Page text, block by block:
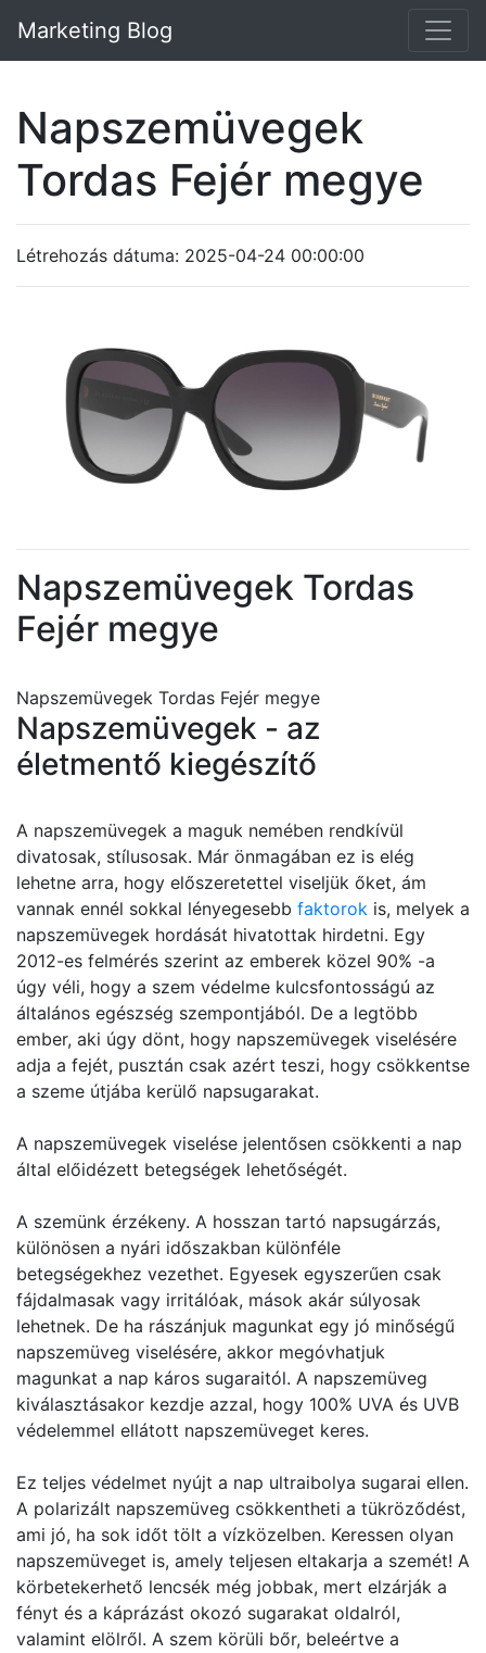
Marketing Blog
Napszemüvegek
Tordas Fejér megye
Létrehozás dátuma: 2025-04-24 00:00:00
Napszemüvegek Tordas
Fejér megye
Napszemüvegek Tordas Fejér megye
Napszemüvegek - az
életmentő kiegészítő
A napszemüvegek a maguk nemében rendkívül
divatosak, stílusosak. Már önmagában ez is elég
lehetne arra, hogy előszeretettel viseljük őket, ám
vannak ennél sokkal lényegesebb faktorok is, melyek a
napszemüvegek hordását hivatottak hirdetni. Egy
2012-es felmérés szerint az emberek közel 90% -a
úgy véli, hogy a szem védelme kulcsfontosságú az
általános egészség szempontjából. De a legtöbb
ember, aki úgy dönt, hogy napszemüvegek viselésére
adja a fejét, pusztán csak azért teszi, hogy csökkentse
a szeme útjába kerülő napsugarakat.
A napszemüvegek viselése jelentősen csökkenti a nap
által előidézett betegségek lehetőségét.
A szemünk érzékeny. A hosszan tartó napsugárzás,
különösen a nyári időszakban különféle
betegségekhez vezethet. Egyesek egyszerűen csak
fájdalmasak vagy irritálóak, mások akár súlyosak
lehetnek. De ha rászánjuk magunkat egy jó minőségű
napszemüveg viselésére, akkor megóvhatjuk
magunkat a nap káros sugaraitól. A napszemüveg
kiválasztásakor kezdje azzal, hogy 100% UVA és UVB
védelemmel ellátott napszemüveget keres.
Ez teljes védelmet nyújt a nap ultraibolya sugarai ellen.
A polarizált napszemüveg csökkentheti a tükröződést,
ami jó, ha sok időt tölt a vízközelben. Keressen olyan
napszemüveget is, amely teljesen eltakarja a szemét! A
körbetekerhető lencsék még jobbak, mert elzárják a
fényt és a káprázást okozó sugarakat oldalról,
valamint elölről. A szem körüli bőr, beleértve a